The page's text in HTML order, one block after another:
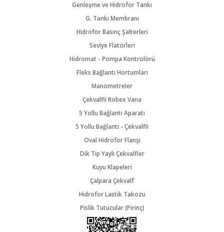
Genleşme ve Hidrofor Tankı
G. Tankı Membranı
Hidrofor Basınç Şalterleri
Seviye Flatörleri
Hidromat - Pompa Kontrolörü
Fleks Bağlantı Hortumları
Manometreler
Çekvalfli Robex Vana
5 Yollu Bağlantı Aparatı
5 Yollu Bağlantı - Çekvalfli
Oval Hidrofor Flanşı
Dik Tip Yaylı Çekvalfler
Kuyu Klapeleri
Çalpara Çekvalf
Hidrofor Lastik Takozu
Pislik Tutucular (Pirinç)